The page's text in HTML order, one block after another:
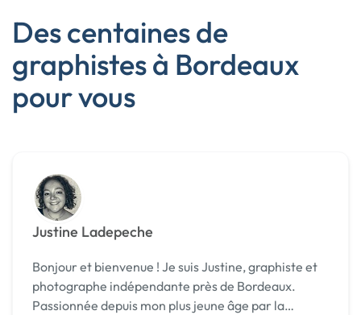
Des centaines de
graphistes à Bordeaux
pour vous
Justine Ladepeche
Bonjour et bienvenue ! Je suis Justine, graphiste et
photographe indépendante près de Bordeaux.
Passionnée depuis mon plus jeune âge par la